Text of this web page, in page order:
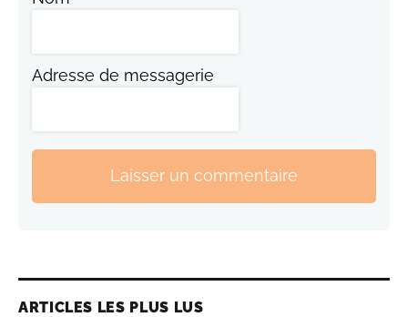
Adresse de messagerie
Laisser un commentaire
ARTICLES LES PLUS LUS